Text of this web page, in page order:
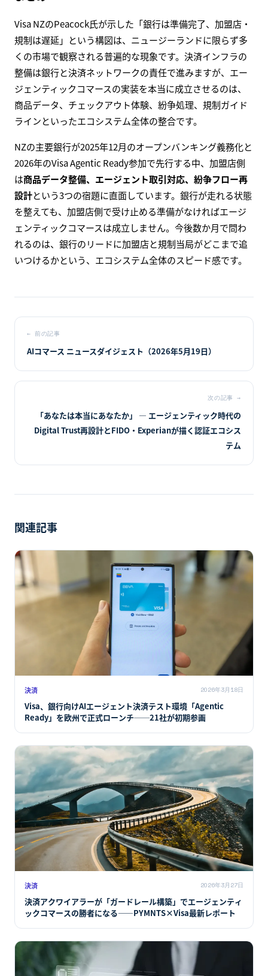
Visa NZのPeacock氏が示した「銀行は準備完了、加盟店・
規制は遅延」という構図は、ニュージーランドに限らず多
くの市場で観察される普遍的な現象です。決済インフラの
整備は銀行と決済ネットワークの責任で進みますが、エー
ジェンティックコマースの実装を本当に成立させるのは、
商品データ、チェックアウト体験、紛争処理、規制ガイド
ラインといったエコシステム全体の整合です。
NZの主要銀行が2025年12月のオープンバンキング義務化と
2026年のVisa Agentic Ready参加で先行する中、加盟店側
は商品データ整備、エージェント取引対応、紛争フロー再
設計という3つの宿題に直面しています。銀行が走れる状態
を整えても、加盟店側で受け止める準備がなければエージ
ェンティックコマースは成立しません。今後数か月で問わ
れるのは、銀行のリードに加盟店と規制当局がどこまで追
いつけるかという、エコシステム全体のスピード感です。
←前の記事
AIコマース ニュースダイジェスト（2026年5月19日）
次の記事 →
「あなたは本当にあなたか」 — エージェンティック時代の
Digital Trust再設計とFIDO・Experianが描く認証エコシス
テム
関連記事
決済 2026年3月18日
Visa、銀行向けAIエージェント決済テスト環境「Agentic
Ready」を欧州で正式ローンチ──21社が初期参画
決済 2026年3月27日
決済アクワイアラーが「ガードレール構築」でエージェンティ
ックコマースの勝者になる――PYMNTS×Visa最新レポート